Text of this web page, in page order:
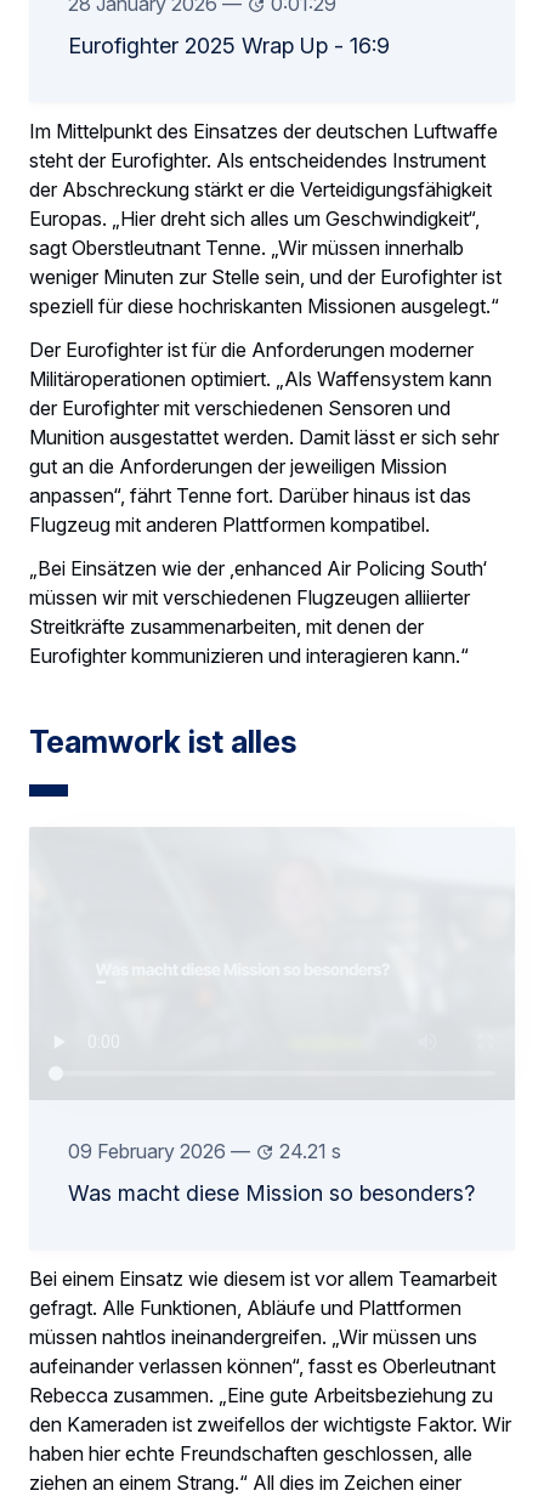
Eurofighter 2025 Wrap Up - 16:9
Im Mittelpunkt des Einsatzes der deutschen Luftwaffe
steht der Eurofighter. Als entscheidendes Instrument
der Abschreckung stärkt er die Verteidigungsfähigkeit
Europas. „Hier dreht sich alles um Geschwindigkeit“,
sagt Oberstleutnant Tenne. „Wir müssen innerhalb
weniger Minuten zur Stelle sein, und der Eurofighter ist
speziell für diese hochriskanten Missionen ausgelegt.“
Der Eurofighter ist für die Anforderungen moderner
Militäroperationen optimiert. „Als Waffensystem kann
der Eurofighter mit verschiedenen Sensoren und
Munition ausgestattet werden. Damit lässt er sich sehr
gut an die Anforderungen der jeweiligen Mission
anpassen“, fährt Tenne fort. Darüber hinaus ist das
Flugzeug mit anderen Plattformen kompatibel.
„Bei Einsätzen wie der ‚enhanced Air Policing South‘
müssen wir mit verschiedenen Flugzeugen alliierter
Streitkräfte zusammenarbeiten, mit denen der
Eurofighter kommunizieren und interagieren kann.“
Teamwork ist alles
09 February 2026 — 24.21 s
Was macht diese Mission so besonders?
Bei einem Einsatz wie diesem ist vor allem Teamarbeit
gefragt. Alle Funktionen, Abläufe und Plattformen
müssen nahtlos ineinandergreifen. „Wir müssen uns
aufeinander verlassen können“, fasst es Oberleutnant
Rebecca zusammen. „Eine gute Arbeitsbeziehung zu
den Kameraden ist zweifellos der wichtigste Faktor. Wir
haben hier echte Freundschaften geschlossen, alle
ziehen an einem Strang.“ All dies im Zeichen einer